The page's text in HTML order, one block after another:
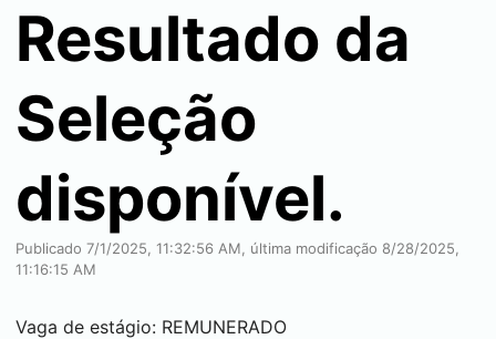
Resultado da
Seleção
disponível.
Publicado 7/1/2025, 11:32:56 AM, última modificação 8/28/2025,
11:16:15 AM
Vaga de estágio: REMUNERADO